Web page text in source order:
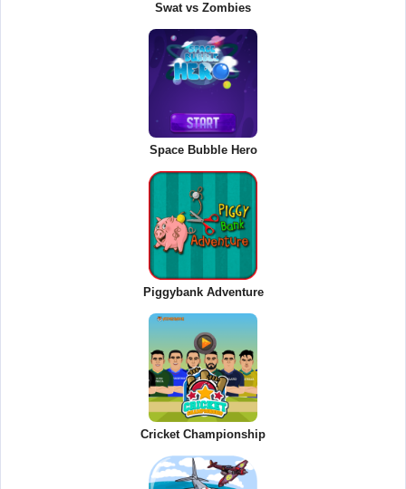
Swat vs Zombies
Space Bubble Hero
Piggybank Adventure
Cricket Championship